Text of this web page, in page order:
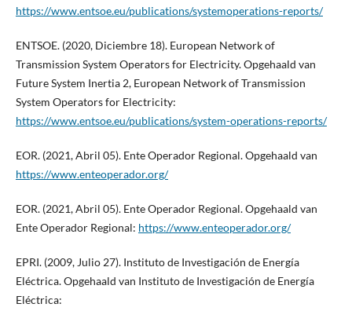
https://www.entsoe.eu/publications/systemoperations-reports/
ENTSOE. (2020, Diciembre 18). European Network of
Transmission System Operators for Electricity. Opgehaald van
Future System Inertia 2, European Network of Transmission
System Operators for Electricity:
https://www.entsoe.eu/publications/system-operations-reports/
EOR. (2021, Abril 05). Ente Operador Regional. Opgehaald van
https://www.enteoperador.org/
EOR. (2021, Abril 05). Ente Operador Regional. Opgehaald van
Ente Operador Regional: https://www.enteoperador.org/
EPRI. (2009, Julio 27). Instituto de Investigación de Energía
Eléctrica. Opgehaald van Instituto de Investigación de Energía
Eléctrica: